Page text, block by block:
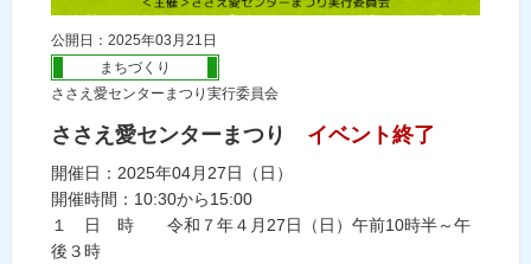
公開日：2025年03月21日
まちづくり
ささえ愛センターまつり実行委員会
ささえ愛センターまつり イベント終了
開催日：2025年04月27日（日）
開催時間：10:30から15:00
１ 日 時 令和７年４月27日（日）午前10時半～午
後３時